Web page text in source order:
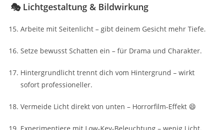
🎭 Lichtgestaltung & Bildwirkung
Arbeite mit Seitenlicht – gibt deinem Gesicht mehr Tiefe.
Setze bewusst Schatten ein – für Drama und Charakter.
Hintergrundlicht trennt dich vom Hintergrund – wirkt
sofort professioneller.
Vermeide Licht direkt von unten – Horrorfilm-Effekt 😄
Experimentiere mit Low-Key-Beleuchtung – wenig Licht,